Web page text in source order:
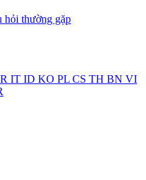
hỏi thường gặp
IT ID KO PL CS TH BN VI